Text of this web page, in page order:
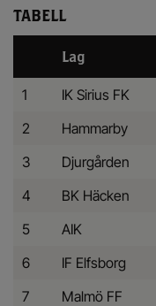
TABELL
Lag
1 IK Sirius FK
2
Hammarby
3
Djurgården
4
BK Häcken
5
AIK
6
IF Elfsborg
7
Malmö FF